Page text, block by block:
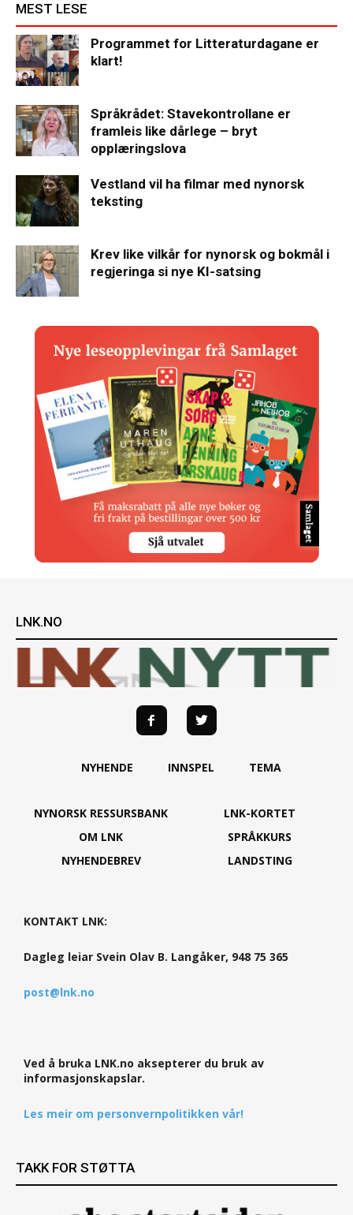
MEST LESE
Programmet for Litteraturdagane er
klart!
Språkrådet: Stavekontrollane er
framleis like dårlege – bryt
opplæringslova
Vestland vil ha filmar med nynorsk
teksting
Krev like vilkår for nynorsk og bokmål i
regjeringa si nye KI-satsing
LNK.NO
NYHENDE INNSPEL TEMA
NYNORSK RESSURSBANK
OM LNK
NYHENDEBREV
LNK-KORTET
SPRÅKKURS
LANDSTING
KONTAKT LNK:
Dagleg leiar Svein Olav B. Langåker, 948 75 365
post@lnk.no
Ved å bruka LNK.no aksepterer du bruk av
informasjonskapslar.
Les meir om personvernpolitikken vår!
TAKK FOR STØTTA